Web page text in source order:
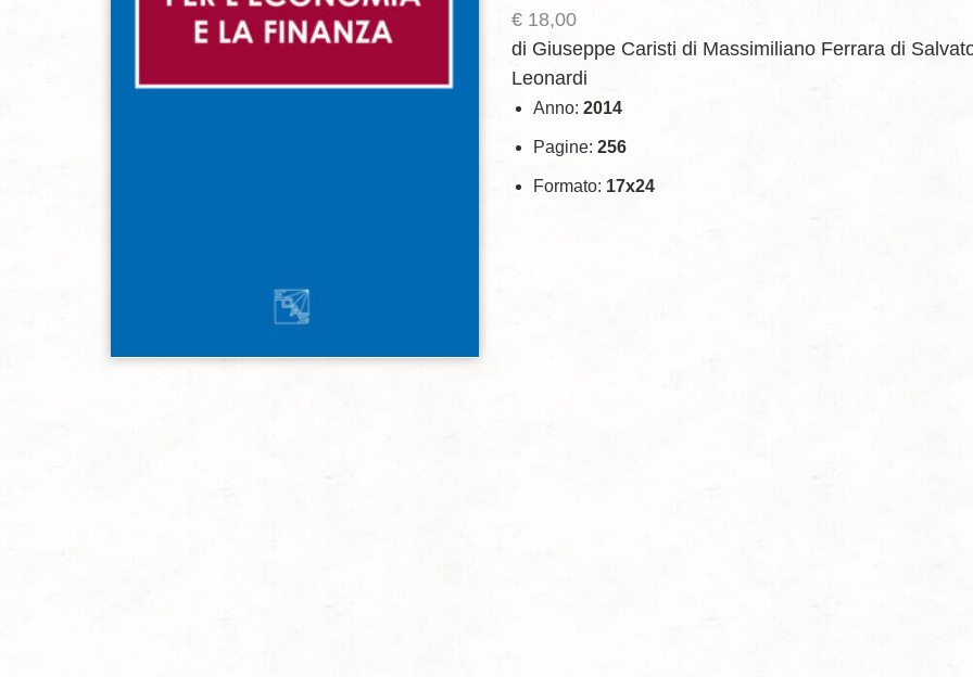
€ 18,00
di Giuseppe Caristi di Massimiliano Ferrara di
Leonardi
Anno: 2014
Pagine: 256
Formato: 17x24